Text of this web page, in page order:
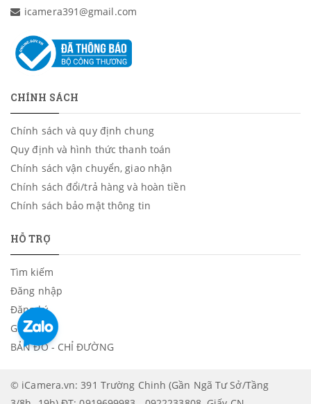
icamera391@gmail.com
CHÍNH SÁCH
Chính sách và quy định chung
Quy định và hình thức thanh toán
Chính sách vận chuyển, giao nhận
Chính sách đổi/trả hàng và hoàn tiền
Chính sách bảo mật thông tin
HỖ TRỢ
Tìm kiếm
Đăng nhập
Đăng ký
Giỏ hàng
BẢN ĐỒ - CHỈ ĐƯỜNG
© iCamera.vn: 391 Trường Chinh (Gần Ngã Tư Sở/Tầng